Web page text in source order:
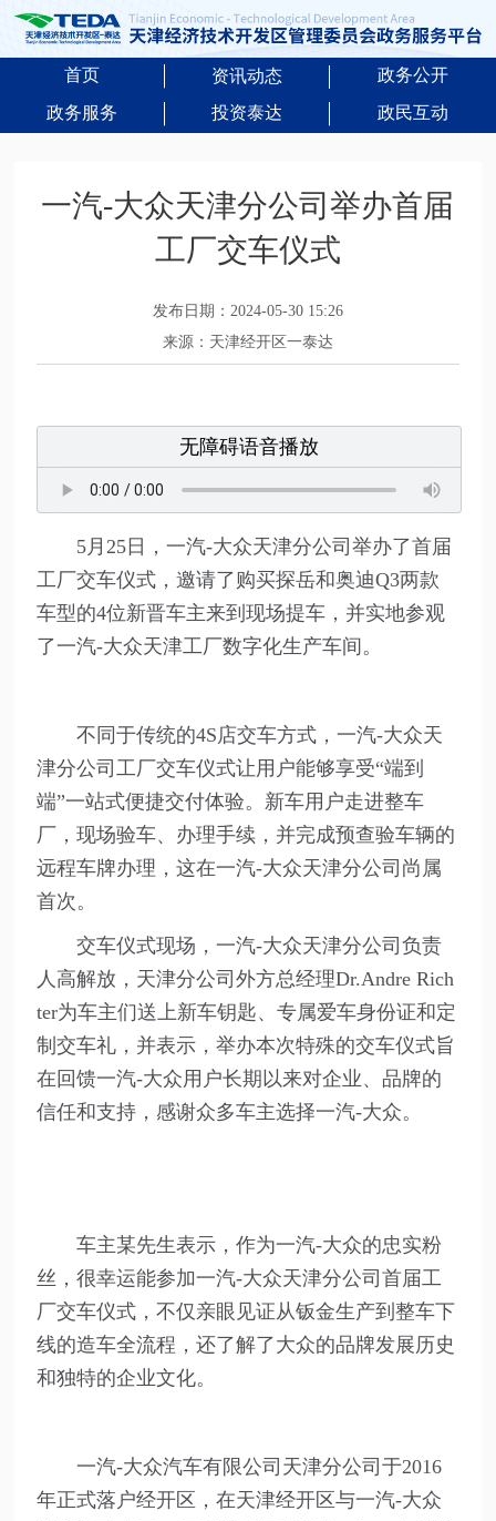
首页 资讯动态
政务公开
政务服务
投资泰达 政民互动
一汽-大众天津分公司举办首届
工厂交车仪式
发布日期：2024-05-30 15:26
来源：天津经开区一泰达
无障碍语音播放
5月25日，一汽-大众天津分公司举办了首届
工厂交车仪式，邀请了购买探岳和奥迪Q3两款
车型的4位新晋车主来到现场提车，并实地参观
了一汽-大众天津工厂数字化生产车间。
不同于传统的4S店交车方式，一汽-大众天
津分公司工厂交车仪式让用户能够享受“端到
端”一站式便捷交付体验。新车用户走进整车
厂，现场验车、办理手续，并完成预查验车辆的
远程车牌办理，这在一汽-大众天津分公司尚属
首次。
交车仪式现场，一汽-大众天津分公司负责
人高解放，天津分公司外方总经理Dr.Andre Rich
ter为车主们送上新车钥匙、专属爱车身份证和定
制交车礼，并表示，举办本次特殊的交车仪式旨
在回馈一汽-大众用户长期以来对企业、品牌的
信任和支持，感谢众多车主选择一汽-大众。
车主某先生表示，作为一汽-大众的忠实粉
丝，很幸运能参加一汽-大众天津分公司首届工
厂交车仪式，不仅亲眼见证从钣金生产到整车下
线的造车全流程，还了解了大众的品牌发展历史
和独特的企业文化。
一汽-大众汽车有限公司天津分公司于2016
年正式落户经开区，在天津经开区与一汽-大众